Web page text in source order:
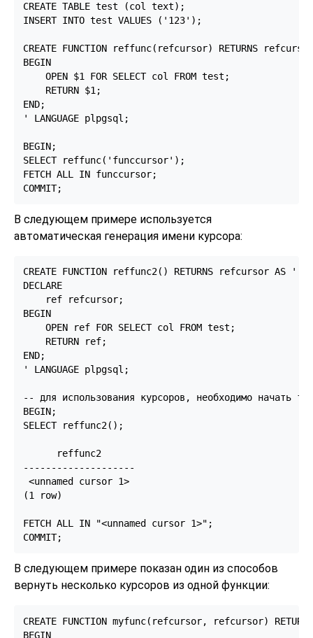
CREATE TABLE test (col text);
INSERT INTO test VALUES ('123');
CREATE FUNCTION reffunc(refcursor) RETURNS
BEGIN
    OPEN $1 FOR SELECT col FROM test;
    RETURN $1;
END;
' LANGUAGE plpgsql;
BEGIN;
SELECT reffunc('funccursor');
FETCH ALL IN funccursor;
COMMIT;
В следующем примере используется
автоматическая генерация имени курсора:
CREATE FUNCTION reffunc2() RETURNS refcursor AS '
DECLARE
    ref refcursor;
BEGIN
    OPEN ref FOR SELECT col FROM test;
    RETURN ref;
END;
' LANGUAGE plpgsql;
-- для использования курсоров, необходимо начать
BEGIN;
SELECT reffunc2();
      reffunc2
--------------------
<unnamed cursor 1>
(1 row)
FETCH ALL IN "<unnamed cursor 1>";
COMMIT;
В следующем примере показан один из способов
вернуть несколько курсоров из одной функции:
CREATE FUNCTION myfunc(refcursor, refcursor)
BEGIN